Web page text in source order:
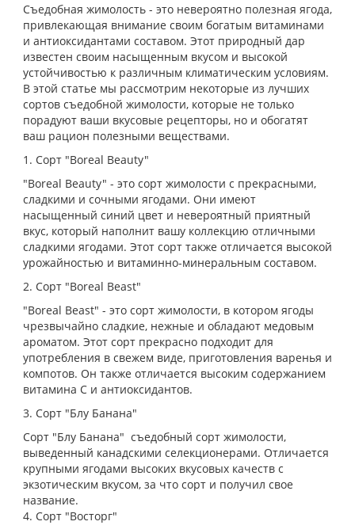
Съедобная жимолость - это невероятно полезная ягода,
привлекающая внимание своим богатым витаминами
и антиоксидантами составом. Этот природный дар
известен своим насыщенным вкусом и высокой
устойчивостью к различным климатическим условиям.
В этой статье мы рассмотрим некоторые из лучших
сортов съедобной жимолости, которые не только
порадуют ваши вкусовые рецепторы, но и обогатят
ваш рацион полезными веществами.
1. Сорт "Boreal Beauty"
"Boreal Beauty" - это сорт жимолости с прекрасными,
сладкими и сочными ягодами. Они имеют
насыщенный синий цвет и невероятный приятный
вкус, который наполнит вашу коллекцию отличными
сладкими ягодами. Этот сорт также отличается высокой
урожайностью и витаминно-минеральным составом.
2. Сорт "Boreal Beast"
"Boreal Beast" - это сорт жимолости, в котором ягоды
чрезвычайно сладкие, нежные и обладают медовым
ароматом. Этот сорт прекрасно подходит для
употребления в свежем виде, приготовления варенья и
компотов. Он также отличается высоким содержанием
витамина С и антиоксидантов.
3. Сорт "Блу Банана"
Сорт "Блу Банана" съедобный сорт жимолости,
выведенный канадскими селекционерами. Отличается
крупными ягодами высоких вкусовых качеств с
экзотическим вкусом, за что сорт и получил свое
название.
4. Сорт "Восторг"